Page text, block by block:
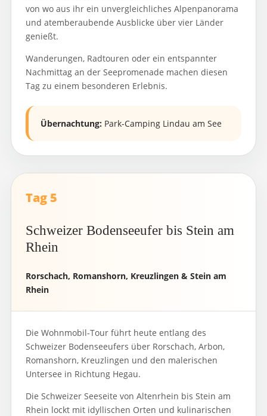
von wo aus ihr ein unvergleichliches Alpenpanorama
und atemberaubende Ausblicke über vier Länder
genießt.
Wanderungen, Radtouren oder ein entspannter
Nachmittag an der Seepromenade machen diesen
Tag zu einem besonderen Erlebnis.
Übernachtung: Park-Camping Lindau am See
Tag 5
Schweizer Bodenseeufer bis Stein am
Rhein
Rorschach, Romanshorn, Kreuzlingen & Stein am
Rhein
Die Wohnmobil-Tour führt heute entlang des
Schweizer Bodenseeufers über Rorschach, Arbon,
Romanshorn, Kreuzlingen und den malerischen
Untersee in Richtung Hegau.
Die Schweizer Seeseite von Altenrhein bis Stein am
Rhein lockt mit idyllischen Orten und kulinarischen